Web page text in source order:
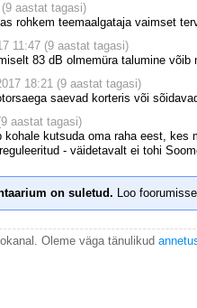
aastat tagasi)
rohkem teemaalgataja vaimset
11:47 (9 aastat tagasi)
83 dB olmemüra talumine
18:21 (9 aastat tagasi)
saevad korteris või
aastat tagasi)
kutsuda oma raha eest, kes
- väidetavalt ei tohi
on suletud. Loo foorumisse
Oleme väga tänulikud